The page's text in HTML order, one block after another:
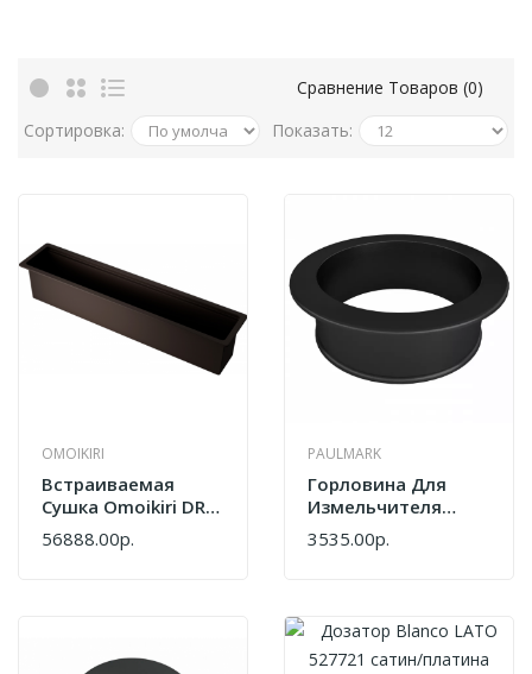
Сравнение Товаров (0)
Сортировка:
Показать:
OMOIKIRI
Встраиваемая
Сушка Omoikiri DRY-
03 PRO-MO
Artceramic/мокко
56888.00р.
PAULMARK
Горловина Для
Измельчителя
Paulmark Compact
3535.00р.